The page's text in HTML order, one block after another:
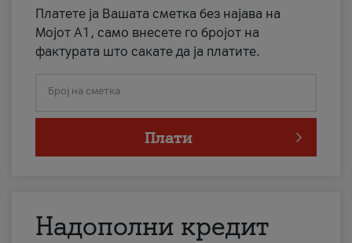
Платете ја Вашата сметка без најава на
Мојот А1, само внесете го бројот на
фактурата што сакате да ја платите.
Број на сметка
Плати
Надополни кредит